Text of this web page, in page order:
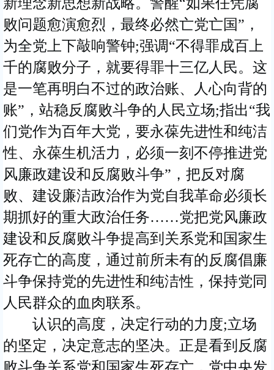
败问题愈演愈烈，最终必然亡党亡国”，
为全党上下敲响警钟;强调“不得罪成百上
千的腐败分子，就要得罪十三亿人民。这
是一笔再明白不过的政治账、人心向背的
账”，站稳反腐败斗争的人民立场;指出“我
们党作为百年大党，要永葆先进性和纯洁
性、永葆生机活力，必须一刻不停推进党
风廉政建设和反腐败斗争”，把反对腐
败、建设廉洁政治作为党自我革命必须长
期抓好的重大政治任务……党把党风廉政
建设和反腐败斗争提高到关系党和国家生
死存亡的高度，通过前所未有的反腐倡廉
斗争保持党的先进性和纯洁性，保持党同
人民群众的血肉联系。
认识的高度，决定行动的力度;立场
的坚定，决定意志的坚决。正是看到反腐